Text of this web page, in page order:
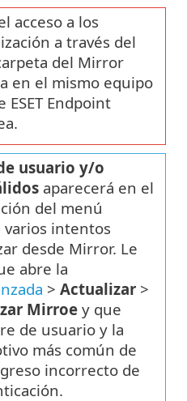
acceso a los
a través del
del Mirror
en el mismo equipo
ESET Endpoint
usuario y/o
aparecerá en el
del menú
intentos
desde Mirror. Le
abre la
> Actualizar >
Mirroe y que
de usuario y la
más común de
incorrecto de